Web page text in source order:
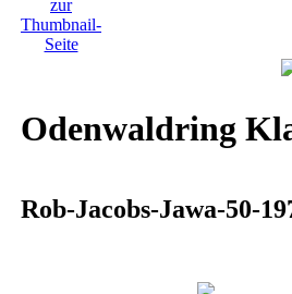
Odenwaldring
Rob-Jacobs-Jawa-50-